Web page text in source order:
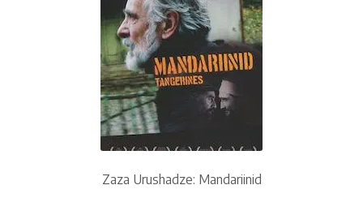
Tilaus- ja sopimusehdot sekä tietosuojaseloste
Saavutettavuusseloste
Zaza Urushadze: Mandariinid